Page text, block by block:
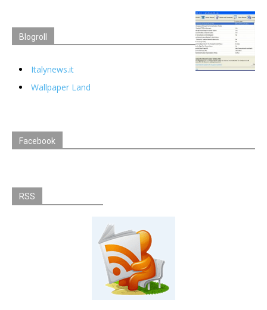
Blogroll
Italynews.it
Wallpaper Land
Facebook
RSS